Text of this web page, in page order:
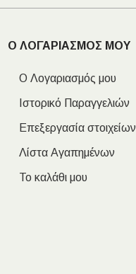
Ο ΛΟΓΑΡΙΑΣΜΟΣ ΜΟΥ
Ο Λογαριασμός μου
Ιστορικό Παραγγελιών
Επεξεργασία στοιχείων
Λίστα Αγαπημένων
Το καλάθι μου